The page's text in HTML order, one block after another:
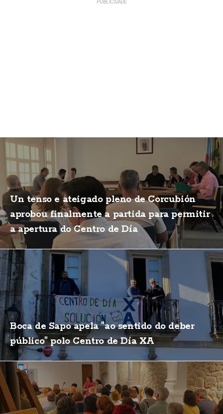
Un tenso e ateigado pleno de Corcubión
aprobou finalmente a partida para permitir
a apertura do Centro de Día
Boca de Sapo apela "ao sentido do deber
público" polo Centro de Día XA